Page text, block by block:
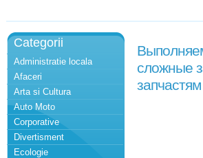
Categorii
Administratie locala
Afaceri
Arta si Cultura
Auto Moto
Corporative
Divertisment
Ecologie
сложные
запчастям